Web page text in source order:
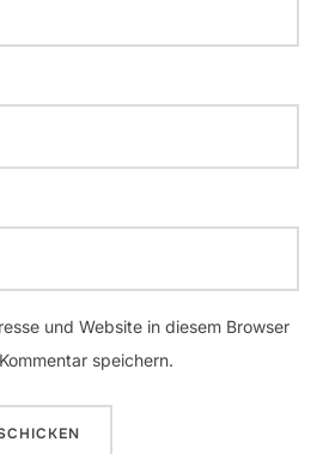
und Website in diesem Browser
speichern.